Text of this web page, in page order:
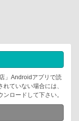
」Androidアプリで読
ていない場合には、
ロードして下さい。